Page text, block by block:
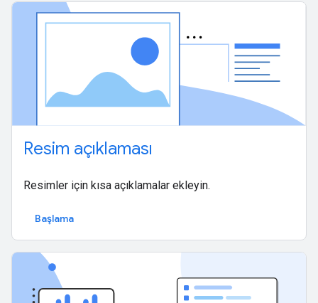
Resim açıklaması
Resimler için kısa açıklamalar ekleyin.
Başlama